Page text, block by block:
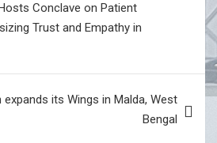
Conclave on Patient
Trust and Empathy in
expands its Wings in Malda, West
Bengal